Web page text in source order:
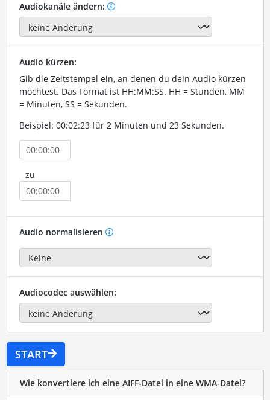
Audiokanäle ändern:
Audio kürzen:
Gib die Zeitstempel ein, an denen du dein Audio kürzen
möchtest. Das Format ist HH:MM:SS. HH = Stunden, MM
= Minuten, SS = Sekunden.
Beispiel: 00:02:23 für 2 Minuten und 23 Sekunden.
zu
Audio normalisieren
Audiocodec auswählen:
START
Wie konvertiere ich eine AIFF-Datei in eine WMA-Datei?